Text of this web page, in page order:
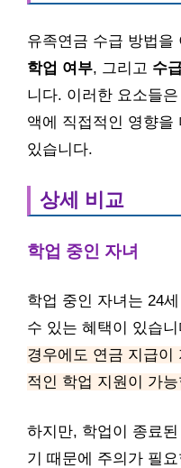
유족연금 수급 방법을
학업 여부, 그리고 수
니다. 이러한 요소들
액에 직접적인 영향을
있습니다.
상세 비교
학업 중인 자녀
학업 중인 자녀는 24
수 있는 혜택이 있습니
경우에도 연금 지급이
적인 학업 지원이 가
하지만, 학업이 종료
기 때문에 주의가 필